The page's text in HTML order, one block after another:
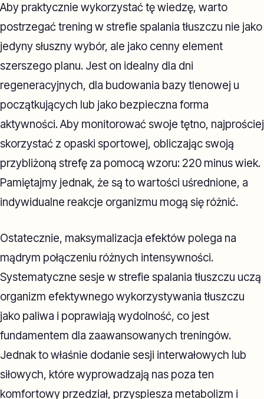
Aby praktycznie wykorzystać tę wiedzę, warto
postrzegać trening w strefie spalania tłuszczu nie jako
jedyny słuszny wybór, ale jako cenny element
szerszego planu. Jest on idealny dla dni
regeneracyjnych, dla budowania bazy tlenowej u
początkujących lub jako bezpieczna forma
aktywności. Aby monitorować swoje tętno, najprościej
skorzystać z opaski sportowej, obliczając swoją
przybliżoną strefę za pomocą wzoru: 220 minus wiek.
Pamiętajmy jednak, że są to wartości uśrednione, a
indywidualne reakcje organizmu mogą się różnić.
Ostatecznie, maksymalizacja efektów polega na
mądrym połączeniu różnych intensywności.
Systematyczne sesje w strefie spalania tłuszczu uczą
organizm efektywnego wykorzystywania tłuszczu
jako paliwa i poprawiają wydolność, co jest
fundamentem dla zaawansowanych treningów.
Jednak to właśnie dodanie sesji interwałowych lub
siłowych, które wyprowadzają nas poza ten
komfortowy przedział, przyspiesza metabolizm i